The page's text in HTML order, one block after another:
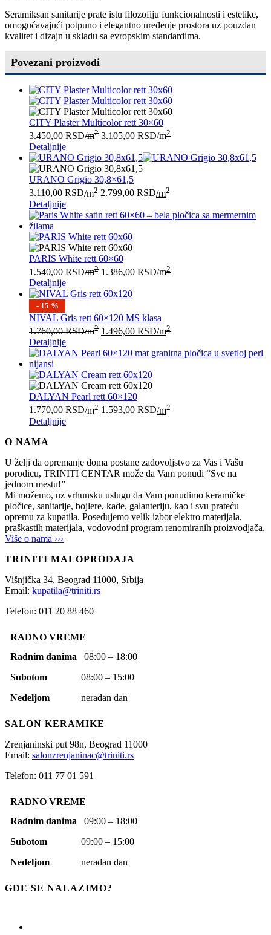
Seramiksan sanitarije prate istu filozofiju funkcionalnosti i estetike,
omogućavajući potpuno i elegantno uređenje prostora uz pouzdan
kvalitet i dizajn u skladu sa evropskim standardima.
Povezani proizvodi
CITY Plaster Multicolor rett 30×60
3.450,00RSD/m2 3.105,00 RSD/m2
Detaljnije
URANO Grigio 30,8×61,5
3.110,00RSD/m2 2.799,00 RSD/m2
Detaljnije
PARIS White rett 60×60
1.540,00RSD/m2 1.386,00 RSD/m2
Detaljnije
- 15 %
NIVAL Gris rett 60×120 MS klasa
1.760,00RSD/m2 1.496,00 RSD/m2
Detaljnije
DALYAN Pearl rett 60×120
1.770,00RSD/m2 1.593,00 RSD/m2
Detaljnije
O NAMA
U želji da opremanje doma postane zadovoljstvo za Vas i Vašu
porodicu, TRINITI CENTAR može da Vam ponudi “Sve na
jednom mestu!”
Mi možemo, uz vrhunsku uslugu da Vam ponudimo keramičke
pločice, sanitarije, bojlere, kade, galanteriju, kao i svu prateću
opremu za kupatila. Posedujemo velik izbor elektro materijala,
praškastih materijala, vodovodni program renomiranih proizvodjača.
Više o nama ›››
TRINITI MALOPRODAJA
Višnjička 34, Beograd 11000, Srbija
Email: kupatila@triniti.rs
Telefon: 011 20 88 460
RADNO VREME
Radnim danima 08:00 – 18:00
Subotom 08:00 – 15:00
Nedeljom neradan dan
SALON KERAMIKE
Zrenjaninski put 98n, Beograd 11000
Email: salonzrenjaninac@triniti.rs
Telefon: 011 77 01 591
RADNO VREME
Radnim danima 09:00 – 18:00
Subotom 09:00 – 15:00
Nedeljom neradan dan
GDE SE NALAZIMO?